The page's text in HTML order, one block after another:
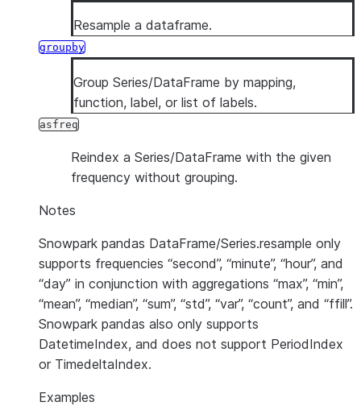
Resample a dataframe.
groupby
Group Series/DataFrame by mapping,
function, label, or list of labels.
asfreq
Reindex a Series/DataFrame with the given
frequency without grouping.
Notes
Snowpark pandas DataFrame/Series.resample only
supports frequencies “second”, “minute”, “hour”, and
“day” in conjunction with aggregations “max”, “min”,
“mean”, “median”, “sum”, “std”, “var”, “count”, and “ffill”.
Snowpark pandas also only supports
DatetimeIndex, and does not support PeriodIndex
or TimedeltaIndex.
Examples